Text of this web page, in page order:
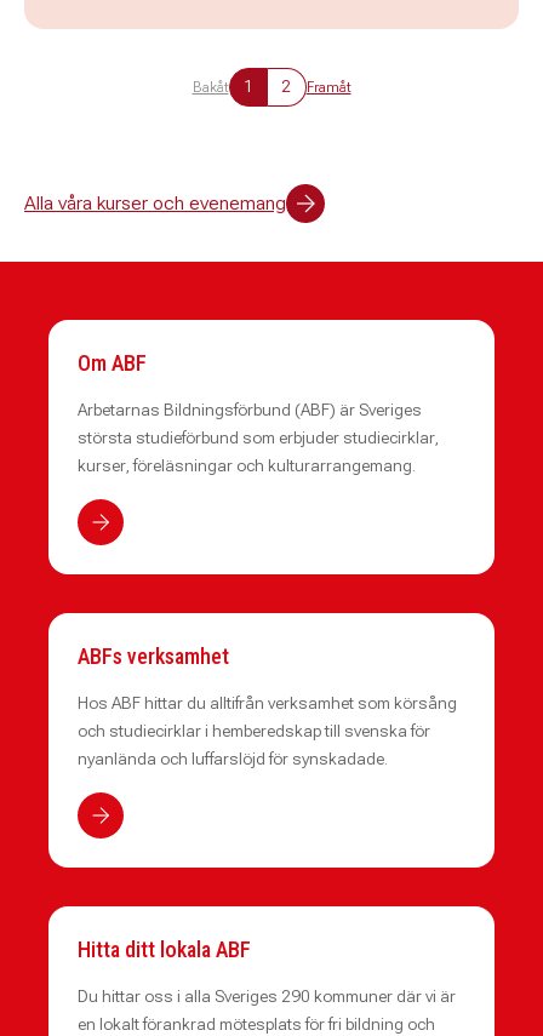
Bakåt 1 2 Framåt
Alla våra kurser och evenemang
Om ABF
Arbetarnas Bildningsförbund (ABF) är Sveriges
största studieförbund som erbjuder studiecirklar,
kurser, föreläsningar och kulturarrangemang.
ABFs verksamhet
Hos ABF hittar du alltifrån verksamhet som körsång
och studiecirklar i hemberedskap till svenska för
nyanlända och luffarslöjd för synskadade.
Hitta ditt lokala ABF
Du hittar oss i alla Sveriges 290 kommuner där vi är
en lokalt förankrad mötesplats för fri bildning och